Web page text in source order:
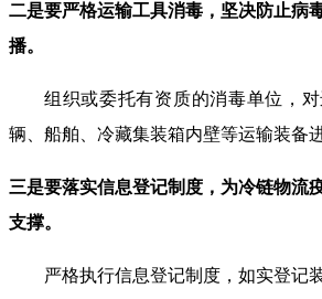
二是要严格运输工具消毒，坚决防止病
播。
组织或委托有资质的消毒单位，
辆、船舶、冷藏集装箱内壁等运输装备
三是要落实信息登记制度，为冷链物流
支撑。
严格执行信息登记制度，如实登记